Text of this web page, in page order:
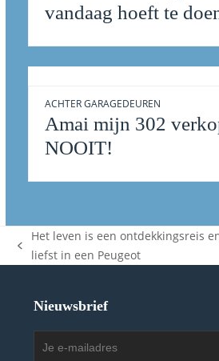
vandaag hoeft te
Amai mijn 302
NOOIT!
ACHTER GARAGEDEUREN
previous
Het leven is een ontdekkingsreis
liefst in een Peugeot
Nieuwsbrief